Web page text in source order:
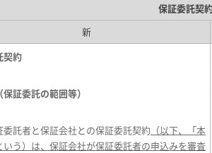
保証委託契
新
契約
証委託の範囲等）
委託者と保証会社との保証委託契約 （以下、「本
いう）は、保証会社が保証委託者の申込みを審査